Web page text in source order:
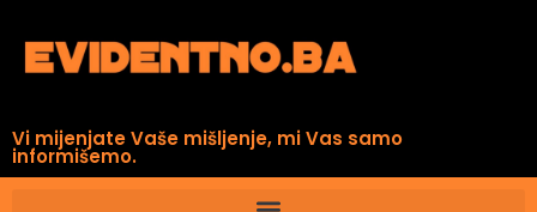
Vi mijenjate Vaše mišljenje, mi Vas samo
informišemo.